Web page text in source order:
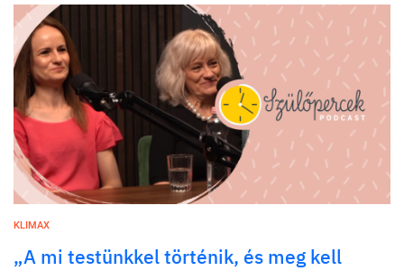
KLIMAX
„A mi testünkkel történik, és meg kell